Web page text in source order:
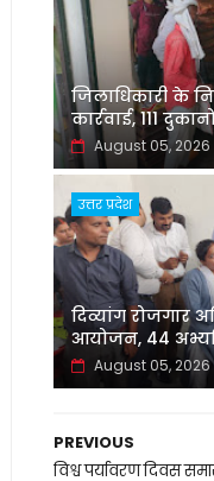
जिलाधिकारी के
कार्रवाई, 111
August 05, 2026
उत्तर प्रदेश
दिव्यांग रोजगार
आयोजन, 44
August 05, 2026
PREVIOUS
विश्व पर्यावरण दिवस